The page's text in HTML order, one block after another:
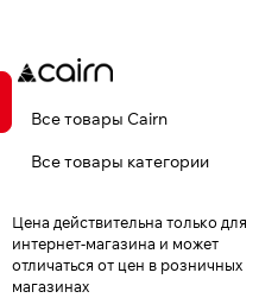
Все товары Cairn
Все товары категории
Цена действительна только для
интернет-магазина и может
отличаться от цен в розничных
магазинах